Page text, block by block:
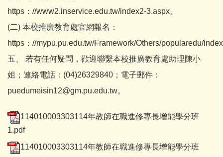
https：//www2.inservice.edu.tw/index2-3.aspx。
(二) 本校推廣教育處官網報名：
https：//mypu.pu.edu.tw/Framework/Others/popularedu/
五、 若有任何疑問，歡迎聯繫本校推廣教育處助理陳小
姐；連絡電話：(04)26329840；電子郵件：
puedumeisin12@gm.pu.edu.tw。
114010003303114年教師在職進修專長增能學分班
1.pdf
114010003303114年教師在職進修專長增能學分班